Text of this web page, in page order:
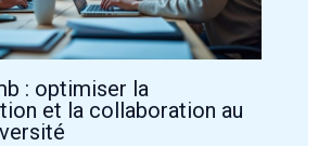
: optimiser la
et la collaboration au